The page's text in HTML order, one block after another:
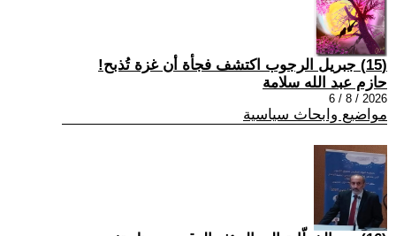
(15) جبريل الرجوب اكتشف فجأة أن غزة تُذبح!
حازم عبد الله سلامة
2026 / 8 / 6
مواضيع وابحاث سياسية